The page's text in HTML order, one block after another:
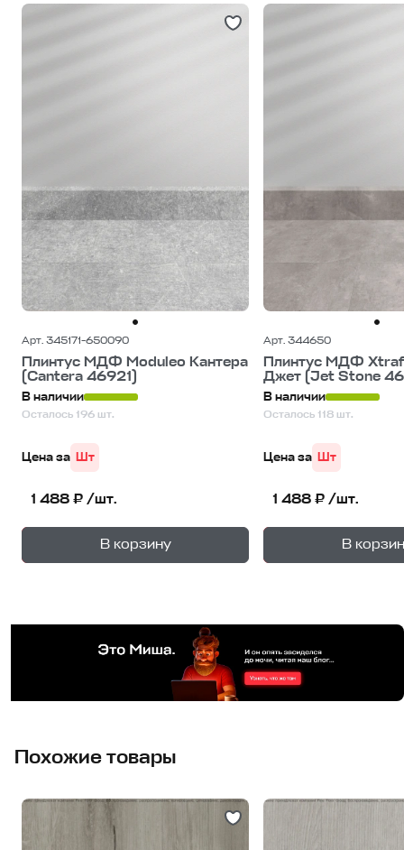
Арт. 345171-650090
Плинтус МДФ Moduleo Кантера
(Cantera 46921)
В наличии
Осталось 196 шт.
Цена за Шт
1 488 ₽ /шт.
В корзину
1уп.
Арт. 344650
Плинтус МДФ
Джет (Jet Stone
В наличии
Осталось 118 шт.
Цена за Шт
1 488 ₽ /шт.
В 1
Похожие товары